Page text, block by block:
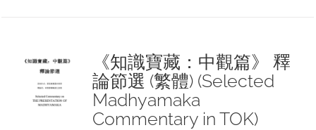
《知識寶藏：中觀篇》 釋
論節選 (繁體) (Selected
Madhyamaka
Commentary in TOK)